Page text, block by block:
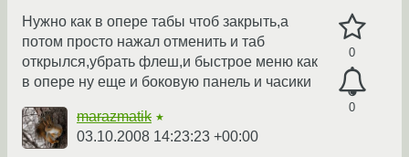
0
0
Нужно как в опере табы чтоб закрыть,а
потом просто нажал отменить и таб
открылся,убрать флеш,и быстрое меню как
в опере ну еще и боковую панель и часики
marazmatik ★
03.10.2008 14:23:23 +00:00